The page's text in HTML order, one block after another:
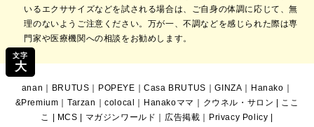
文字
大
いるエクササイズなどを試される場合は、ご自身の体調に応じて、無
理のないようご注意ください。万が一、不調などを感じられた際は専
門家や医療機関への相談をお勧めします。
anan ｜ BRUTUS ｜ POPEYE ｜Casa BRUTUS ｜GINZA ｜ Hanako ｜
&Premium ｜Tarzan ｜colocal ｜ Hanakoママ ｜ クウネル・サロン | ここ
こ
| MCS | マガジンワールド ｜ 広告掲載 ｜ Privacy Policy |